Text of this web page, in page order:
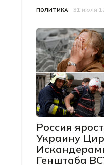
Категория
ПОЛИТИКА
Дата 31 июля
Россия
Украину
Генштаба